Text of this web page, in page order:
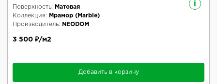
i
Поверхность:
Матовая
Коллекция:
Мрамор (Marble)
Производитель:
NEODOM
3 500 ₽/м2
Добавить в корзину